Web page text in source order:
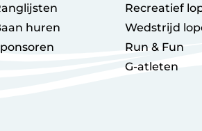
huren
Recreatief
Wedstrijd
Run & Fun
G-atleten